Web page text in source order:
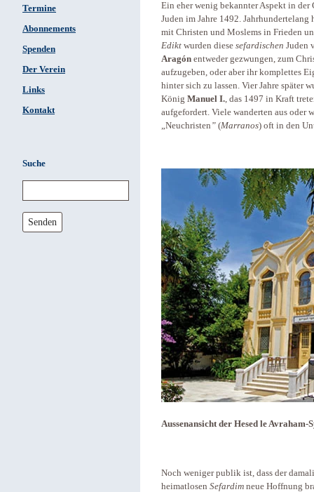
Termine
Abonnements
Spenden
Der Verein
Links
Kontakt
Suche
Senden
Ein eher wenig bekannter Aspekt in der
Juden im Jahre 1492.
mit Christen und Moslems in Frieden
Edikt wurden diese sefardischen Juden
Aragón entweder gezwungen, zum
aufzugeben, oder aber ihr komplettes
hinter sich zu lassen. Vier Jahre später
König Manuel I., das 1497 in Kraft
aufgefordert. Viele wanderten aus oder
„Neuchristen ” (Marranos) oft in den
Aussenansicht der Hesed le
Noch weniger publik ist, dass der
heimatlosen Sefardim neue Hoffnung